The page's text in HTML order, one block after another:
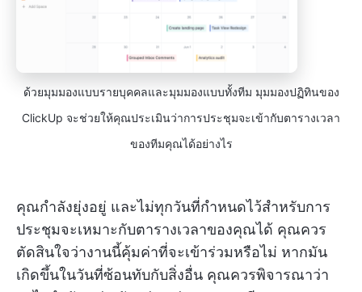
ด้วยมุมมองแบบรายบุคคลและมุมมองแบบทั้งทีม มุมมองปฏิทินของ
ClickUp จะช่วยให้คุณประเมินว่าการประชุมจะเข้ากับตารางเวลา
ของทีมคุณได้อย่างไร
คุณกำลังยุ่งอยู่ และไม่ทุกวันที่กำหนดไว้สำหรับการ
ประชุมจะเหมาะกับตารางเวลาของคุณได้ คุณควร
ตัดสินใจว่างานนี้คุ้มค่าที่จะเข้าร่วมหรือไม่ หากมัน
เกิดขึ้นในวันที่ซ้อนทับกับสิ่งอื่น คุณควรพิจารณาว่า